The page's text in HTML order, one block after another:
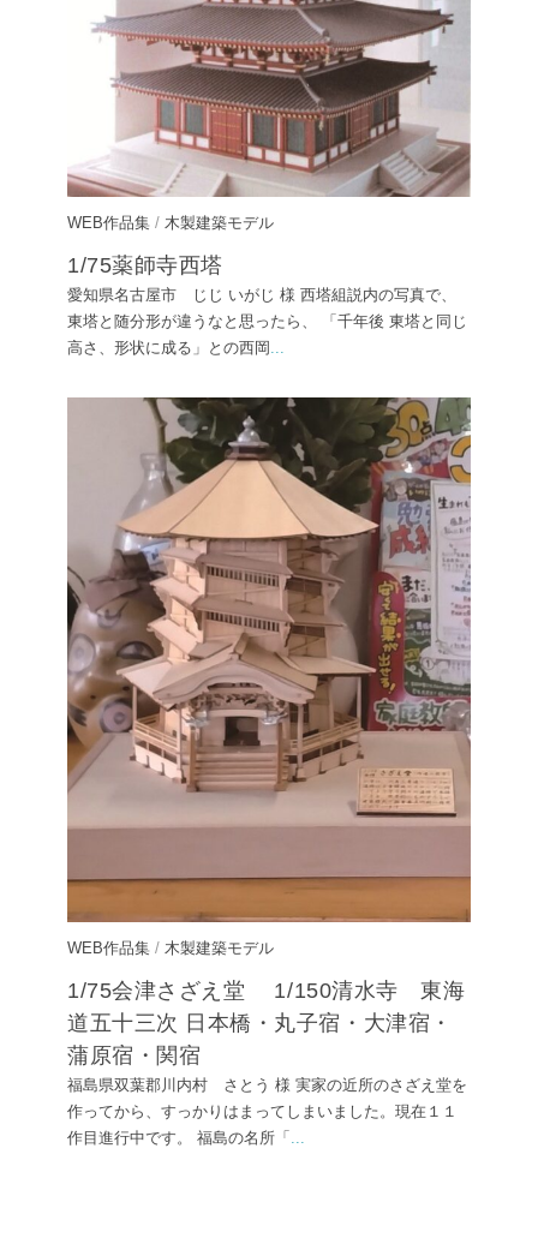
WEB作品集 / 木製建築モデル
1/75薬師寺西塔
愛知県名古屋市 じじ いがじ 様 西塔組説内の写真で、
東塔と随分形が違うなと思ったら、 「千年後 東塔と同じ
高さ、形状に成る」との西岡
WEB作品集 / 木製建築モデル
1/75会津さざえ堂 1/150清水寺 東海
道五十三次 日本橋・丸子宿・大津宿・
蒲原宿・関宿
福島県双葉郡川内村 さとう 様 実家の近所のさざえ堂を
作ってから、すっかりはまってしまいました。現在１１
作目進行中です。 福島の名所「 ...